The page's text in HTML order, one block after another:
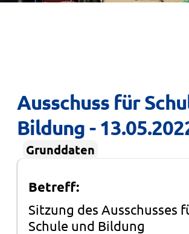
Ausschuss für
Bildung -
Grunddaten
Betreff:
Sitzung des Ausschusses
Schule und Bildung